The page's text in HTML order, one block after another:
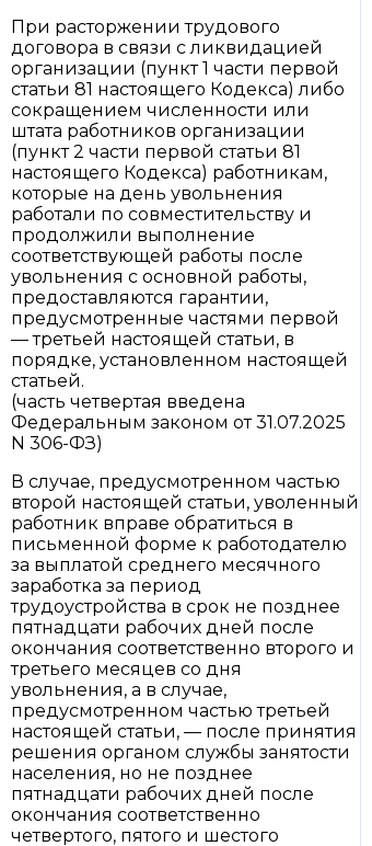
При расторжении трудового
договора в связи с ликвидацией
организации (пункт 1 части первой
статьи 81 настоящего Кодекса) либо
сокращением численности или
штата работников организации
(пункт 2 части первой статьи 81
настоящего Кодекса) работникам,
которые на день увольнения
работали по совместительству и
продолжили выполнение
соответствующей работы после
увольнения с основной работы,
предоставляются гарантии,
предусмотренные частями первой
— третьей настоящей статьи, в
порядке, установленном настоящей
статьей.
(часть четвертая введена
Федеральным законом от 31.07.2025
N 306-ФЗ)
В случае, предусмотренном частью
второй настоящей статьи, уволенный
работник вправе обратиться в
письменной форме к работодателю
за выплатой среднего месячного
заработка за период
трудоустройства в срок не позднее
пятнадцати рабочих дней после
окончания соответственно второго и
третьего месяцев со дня
увольнения, а в случае,
предусмотренном частью третьей
настоящей статьи, — после принятия
решения органом службы занятости
населения, но не позднее
пятнадцати рабочих дней после
окончания соответственно
четвертого, пятого и шестого